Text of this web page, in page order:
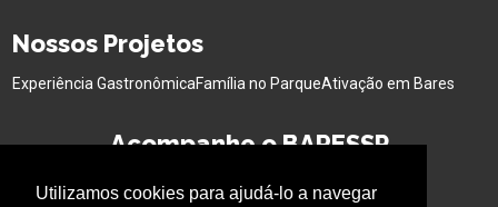
Utilizamos cookies para ajudá-lo a navegar
Nossos Projetos
Experiência GastronômicaFamília no ParqueAtivação em Bares
Acompanhe o BARESSP